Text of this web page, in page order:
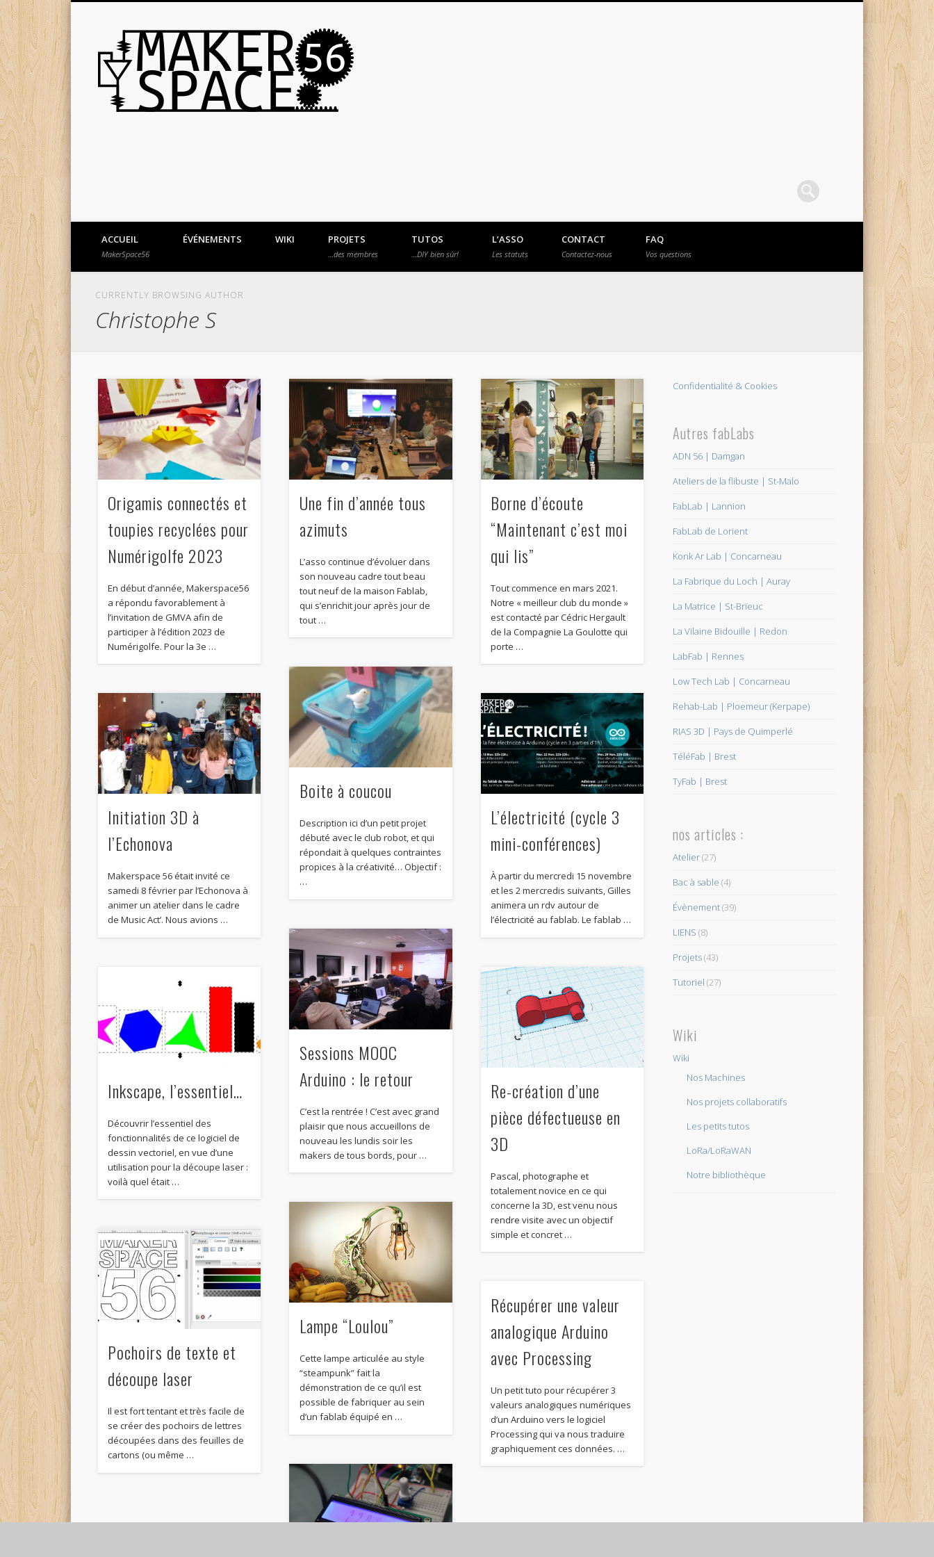
MakerSpace56
ACCUEIL
MakerSpace56
ÉVÉNEMENTS WIKI PROJETS
…des membres
TUTOS
…DIY bien sûr!
L’ASSO
Les statuts
CONTACT
Contactez-nous
FAQ
Vos questions
CURRENTLY BROWSING AUTHOR
Christophe S
Origamis connectés et
toupies recyclées pour
Numérigolfe 2023
En début d’année, Makerspace56
a répondu favorablement à
l’invitation de GMVA afin de
participer à l’édition 2023 de
Numérigolfe. Pour la 3e …
Une fin d’année tous
azimuts
L’asso continue d’évoluer dans
son nouveau cadre tout beau
tout neuf de la maison Fablab,
qui s’enrichit jour après jour de
tout …
Borne d’écoute
“Maintenant c’est moi
qui lis”
Tout commence en mars 2021.
Notre « meilleur club du monde »
est contacté par Cédric Hergault
de la Compagnie La Goulotte qui
porte …
Boite à coucou
Description ici d’un petit projet
débuté avec le club robot, et qui
répondait à quelques contraintes
propices à la créativité… Objectif :
…
Initiation 3D à
l’Echonova
Makerspace 56 était invité ce
samedi 8 février par l’Echonova à
animer un atelier dans le cadre
de Music Act’. Nous avions …
L’électricité (cycle 3
mini-conférences)
À partir du mercredi 15 novembre
et les 2 mercredis suivants, Gilles
animera un rdv autour de
l’électricité au fablab. Le fablab …
Sessions MOOC
Arduino : le retour
C’est la rentrée ! C’est avec grand
plaisir que nous accueillons de
nouveau les lundis soir les
makers de tous bords, pour …
Inkscape, l’essentiel…
Découvrir l’essentiel des
fonctionnalités de ce logiciel de
dessin vectoriel, en vue d’une
utilisation pour la découpe laser :
voilà quel était …
Re-création d’une
pièce défectueuse en
3D
Pascal, photographe et
totalement novice en ce qui
concerne la 3D, est venu nous
rendre visite avec un objectif
simple et concret …
Lampe “Loulou”
Cette lampe articulée au style
“steampunk” fait la
démonstration de ce qu’il est
possible de fabriquer au sein
d’un fablab équipé en …
Pochoirs de texte et
découpe laser
Il est fort tentant et très facile de
se créer des pochoirs de lettres
découpées dans des feuilles de
cartons (ou même …
Récupérer une valeur
analogique Arduino
avec Processing
Un petit tuto pour récupérer 3
valeurs analogiques numériques
d’un Arduino vers le logiciel
Processing qui va nous traduire
graphiquement ces données. …
Confidentialité & Cookies
Autres fabLabs
ADN 56 | Damgan
Ateliers de la flibuste | St-Malo
FabLab | Lannion
FabLab de Lorient
Konk Ar Lab | Concarneau
La Fabrique du Loch | Auray
La Matrice | St-Brieuc
La Vilaine Bidouille | Redon
LabFab | Rennes
Low Tech Lab | Concarneau
Rehab-Lab | Ploemeur (Kerpape)
RIAS 3D | Pays de Quimperlé
TéléFab | Brest
TyFab | Brest
nos articles :
Atelier(27)
Bac à sable (4)
Évènement(39)
LIENS (8)
Projets(43)
Tutoriel (27)
Wiki
Wiki
Nos Machines
Nos projets collaboratifs
Les petits tutos
LoRa/LoRaWAN
Notre bibliothèque